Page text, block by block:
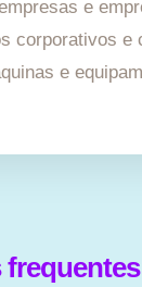
e
corporativos e
e